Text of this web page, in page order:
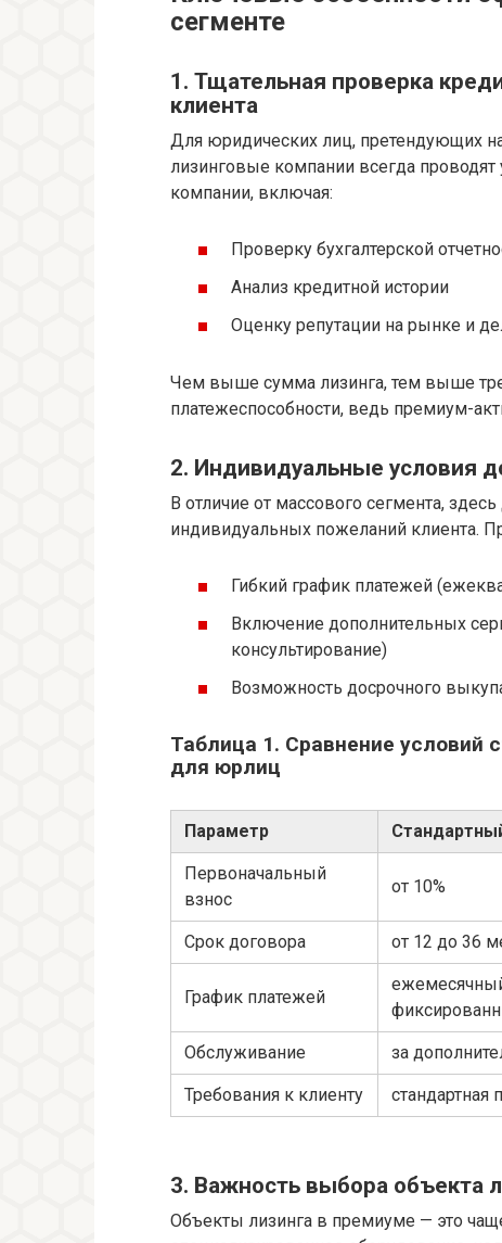
сегменте
1. Тщательная проверка
клиента
Для юридических лиц, претендующих
лизинговые компании всегда проводят
компании, включая:
Проверку бухгалтерской
Анализ кредитной истории
Оценку репутации на рынке и
Чем выше сумма лизинга, тем выше
платежеспособности, ведь премиум-
2. Индивидуальные условия
В отличие от массового сегмента,
индивидуальных пожеланий клиента.
Гибкий график платежей
Включение дополнительных
консультирование)
Возможность досрочного
Таблица 1. Сравнение условий
для юрлиц
Параметр
Первоначальный
взнос
от 10%
Срок договора от 12 до 36
График платежей
Обслуживание за
Требования к клиенту стандартная
3. Важность выбора объекта
Объекты лизинга в премиуме — это